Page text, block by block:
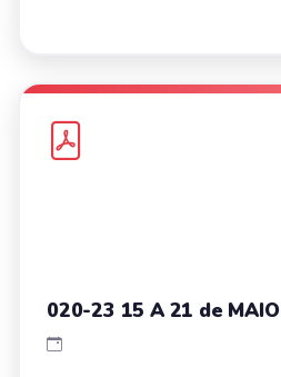
020-23 15 A 21 de MAIO